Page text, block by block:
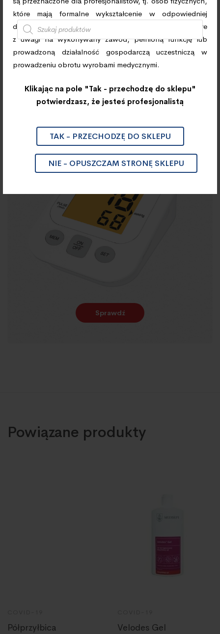
które mają formalne wykształcenie w odpowiedniej
dziedzinie ochrony zdrowia lub medycyny oraz osób, które
z uwagi na wykonywany zawód, pełnioną funkcję lub
prowadzoną działalność gospodarczą uczestniczą w
prowadzeniu obrotu wyrobami medycznymi.
Klikając na pole "Tak - przechodzę do sklepu"
potwierdzasz, że jesteś profesjonalistą
TAK - PRZECHODZĘ DO SKLEPU
NIE - OPUSZCZAM STRONĘ SKLEPU
TERMOMETRY/ CIŚNIENIOMIERZE
Ciśnieniomierz Automatyczny
EVERCHEK CA300
Sprawdź
Powiązane produkty
Półprzyłbica Velodes Gel